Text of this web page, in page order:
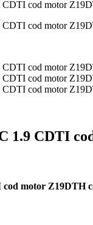
1.9 CDTI
motor Z19DTH